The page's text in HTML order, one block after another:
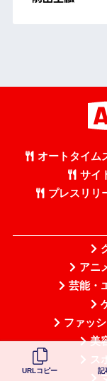
オートタイム
サイ
プレスリリ
アニ
芸能・
ファッ
美
ス
URLコピー 記